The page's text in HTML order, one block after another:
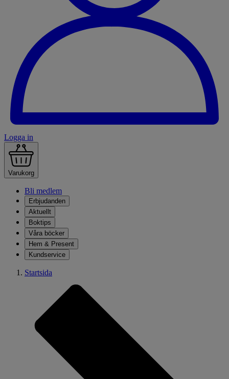
Logga in
Varukorg
Bli medlem
Erbjudanden
Aktuellt
Boktips
Våra böcker
Hem & Present
Kundservice
Startsida